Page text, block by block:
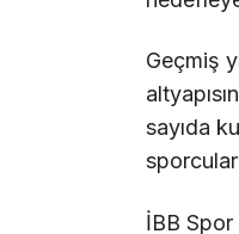
Geçmiş
sayıda
İBB